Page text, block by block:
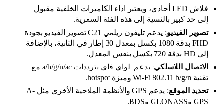
فلاش LED أحادي، ويعتبر اداء الكاميرات الخلفية مقبول
إلى حد كبير بالنسية إلى هذه الفئة السعرية.
تصوير الفيديو
: يدعم تليفون ريلمي C21 تصوير الفيديو بجودة
FHD بدقة 1080 بكسل بمعدل 30 إطار في الثانية، بالإضافة
إلى HD بدقة 720 بكسل بنفس المعدل.
الاتصال اللاسلكي
: يدعم الواي فاي بترددات a/b/g/n/ac مع
تقنية Wi-Fi 802.11 b/g/n وميزة hotspot.
تحديد الموقع
: يدعم GPS والأنظمة الملاحية الأخرى مثل A-
GPS وGLONASS وBDS.